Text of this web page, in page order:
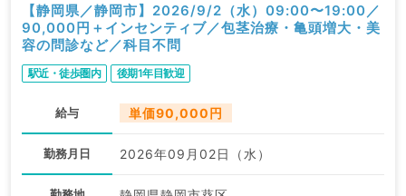
【静岡県／静岡市】2026/9/2（水）09:00〜19:00／
90,000円＋インセンティブ／包茎治療・亀頭増大・美
容の問診など／科目不問
駅近・徒歩圏内 後期1年目歓迎
給与 単価90,000円
勤務月日 2026年09月02日（水）